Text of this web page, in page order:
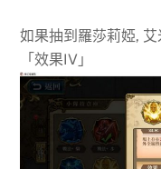
如果抽到羅莎莉婭,
「效果IV」